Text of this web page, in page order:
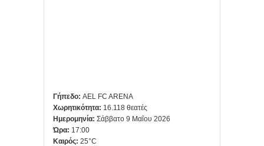
Γήπεδο: AEL FC ARENA
Χωρητικότητα: 16.118 θεατές
Ημερομηνία: Σάββατο 9 Μαΐου 2026
Ώρα: 17:00
Καιρός: 25°C